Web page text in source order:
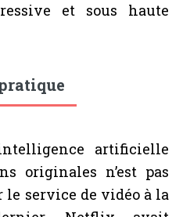
et sous haute
artificielle
originales n’est pas
le service de vidéo à la